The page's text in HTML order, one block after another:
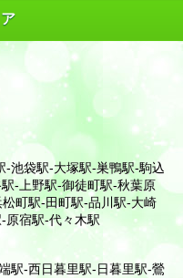
-池袋駅-大塚駅-巣鴨駅-駒込
-上野駅-御徒町駅-秋葉原
町駅-田町駅-品川駅-大崎
原宿駅-代々木駅
駅-西日暮里駅-日暮里駅-鶯
〜）年中無休/※現在ネッ
る